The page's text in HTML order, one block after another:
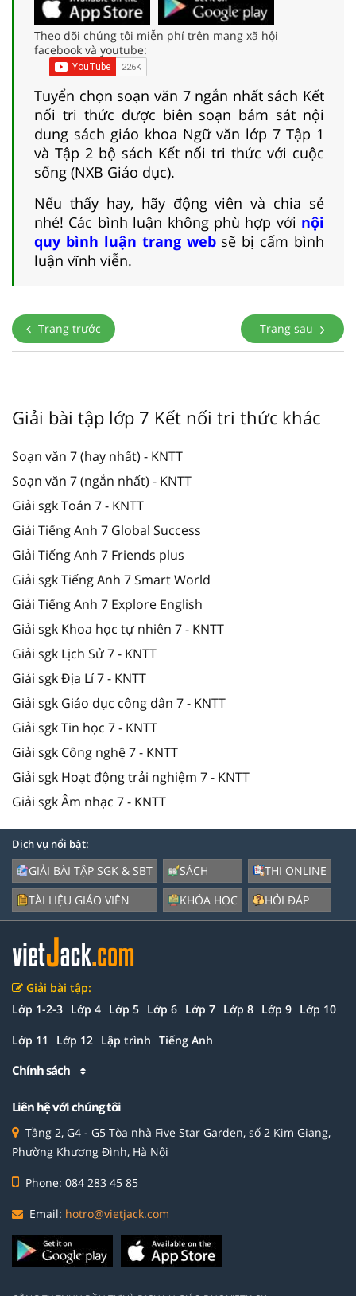
Theo dõi chúng tôi miễn phí trên mạng xã hội
facebook và youtube:
Tuyển chọn soạn văn 7 ngắn nhất sách Kết
nối tri thức được biên soạn bám sát nội
dung sách giáo khoa Ngữ văn lớp 7 Tập 1
và Tập 2 bộ sách Kết nối tri thức với cuộc
sống (NXB Giáo dục).
Nếu thấy hay, hãy động viên và chia sẻ
nhé! Các bình luận không phù hợp với nội
quy bình luận trang websẽ bị cấm bình
luận vĩnh viễn.
Trang trước Trang sau
Giải bài tập lớp 7 Kết nối tri thức khác
Soạn văn 7 (hay nhất) - KNTT
Soạn văn 7 (ngắn nhất) - KNTT
Giải sgk Toán 7 - KNTT
Giải Tiếng Anh 7 Global Success
Giải Tiếng Anh 7 Friends plus
Giải sgk Tiếng Anh 7 Smart World
Giải Tiếng Anh 7 Explore English
Giải sgk Khoa học tự nhiên 7 - KNTT
Giải sgk Lịch Sử 7 - KNTT
Giải sgk Địa Lí 7 - KNTT
Giải sgk Giáo dục công dân 7 - KNTT
Giải sgk Tin học 7 - KNTT
Giải sgk Công nghệ 7 - KNTT
Giải sgk Hoạt động trải nghiệm 7 - KNTT
Giải sgk Âm nhạc 7 - KNTT
Dịch vụ nổi bật:
GIẢI BÀI TẬP SGK & SBT
TÀI LIỆU GIÁO VIÊN
SÁCH
KHÓA HỌC
THI ONLINE
HỎI ĐÁP
Giải bài tập:
Lớp 1-2-3 Lớp 4 Lớp 5 Lớp 6 Lớp 7 Lớp 8 Lớp 9 Lớp 10
Lớp 11 Lớp 12 Lập trình Tiếng Anh
Chính sách
Liên hệ với chúng tôi
Tầng 2, G4 - G5 Tòa nhà Five Star Garden, số 2 Kim Giang,
Phường Khương Đình, Hà Nội
Phone: 084 283 45 85
Email: hotro@vietjack.com